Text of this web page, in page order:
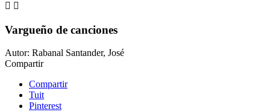
 
Vargueño de canciones
Autor: Rabanal Santander, José
Compartir
Compartir
Tuit
Pinterest